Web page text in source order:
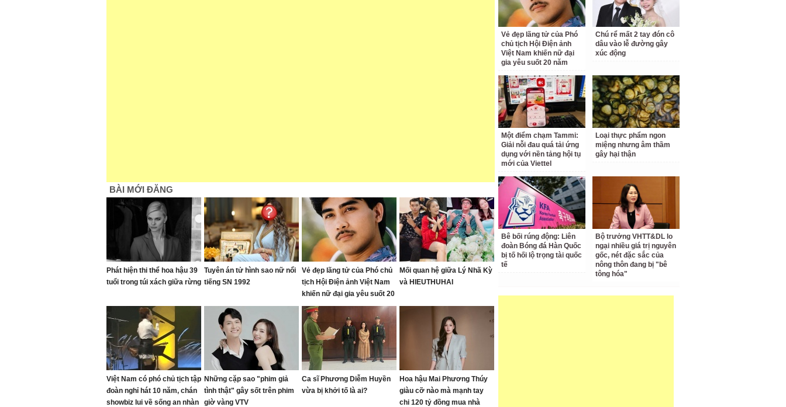
BÀI MỚI ĐĂNG
Phát hiện thi thể hoa hậu 39
tuổi trong túi xách giữa rừng
Tuyên án tử hình sao nữ nổi
tiếng SN 1992
Vẻ đẹp lãng tử của Phó chủ
tịch Hội Điện ảnh Việt Nam
khiến nữ đại gia yêu suốt 20
năm
Mối quan hệ giữa Lý Nhã Kỳ
và HIEUTHUHAI
Việt Nam có phó chủ tịch tập
đoàn nghỉ hát 10 năm, chán
showbiz lui về sống an nhàn
Những cặp sao "phim giả
tình thật" gây sốt trên phim
giờ vàng VTV
Ca sĩ Phương Diễm Huyền
vừa bị khởi tố là ai?
Hoa hậu Mai Phương Thúy
giàu cỡ nào mà mạnh tay
chi 120 tỷ đồng mua nhà
Vẻ đẹp lãng tử của Phó
chủ tịch Hội Điện ảnh
Việt Nam khiến nữ đại
gia yêu suốt 20 năm
Chú rể mất 2 tay đón cô
dâu vào lễ đường gây
xúc động
Một điểm chạm Tammi:
Giải nỗi đau quá tải ứng
dụng với nền tảng hội tụ
mới của Viettel
Loại thực phẩm ngon
miệng nhưng âm thầm
gây hại thận
Bê bối rúng động: Liên
đoàn Bóng đá Hàn Quốc
bị tố hối lộ trọng tài quốc
tế
Bộ trưởng VHTT&DL lo
ngại nhiều giá trị nguyên
gốc, nét đặc sắc của
nông thôn đang bị "bê
tông hóa"